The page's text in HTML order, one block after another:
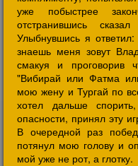
уже побыстрее
отстранившись
Улыбнувшись я
знаешь меня зовут
смакуя и проговорив
"Вибирай или Фатма
мою жену и Тургай по
хотел дальше
опасности, принял эту
В очередной раз
потянул мою голову и
мой уже не рот, а глотку.